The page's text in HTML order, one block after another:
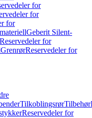
for
for
for
Geberit Silent-
Reservedeler for
GrenrørReservedeler for
TilkoblingsrørTilbehør
Reservedeler for